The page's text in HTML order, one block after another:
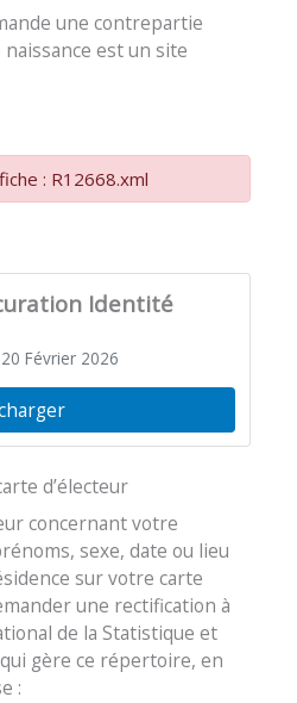
une contrepartie
est un site
: R12668.xml
Identité
Février 2026
d’électeur
concernant votre
sexe, date ou lieu
sur votre carte
une rectification à
de la Statistique et
gère ce répertoire, en
: